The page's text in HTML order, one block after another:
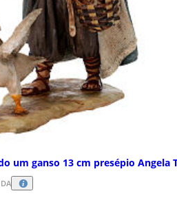
um ganso 13 cm presépio Angela